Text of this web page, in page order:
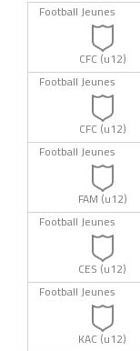
Football Jeunes
CFC (u12)
Football Jeunes
CFC (u12)
Football Jeunes
FAM (u12)
Football Jeunes
CES (u12)
Football Jeunes
KAC (u12)